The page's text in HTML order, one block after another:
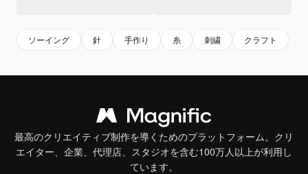
ソーイング 針 手作り 糸 刺繍 クラフト
最高のクリエイティブ制作を導くためのプラットフォーム。クリ
エイター、企業、代理店、スタジオを含む100万人以上が利用し
ています。